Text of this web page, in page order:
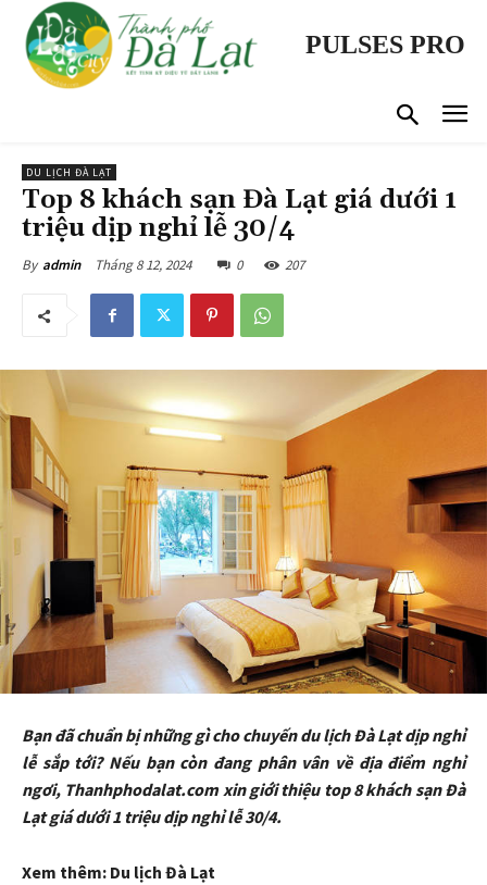
PULSES PRO
DU LỊCH ĐÀ LẠT
Top 8 khách sạn Đà Lạt giá dưới 1
triệu dịp nghỉ lễ 30/4
By admin Tháng 8 12, 2024 0 207
Bạn đã chuẩn bị những gì cho chuyến du lịch Đà Lạt dịp nghỉ
lễ sắp tới? Nếu bạn còn đang phân vân về địa điểm nghỉ
ngơi, Thanhphodalat.com xin giới thiệu top 8 khách sạn Đà
Lạt giá dưới 1 triệu dịp nghỉ lễ 30/4.
Xem thêm: Du lịch Đà Lạt